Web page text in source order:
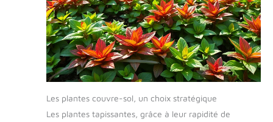
Les plantes couvre-sol, un choix stratégique
Les plantes tapissantes, grâce à leur rapidité de